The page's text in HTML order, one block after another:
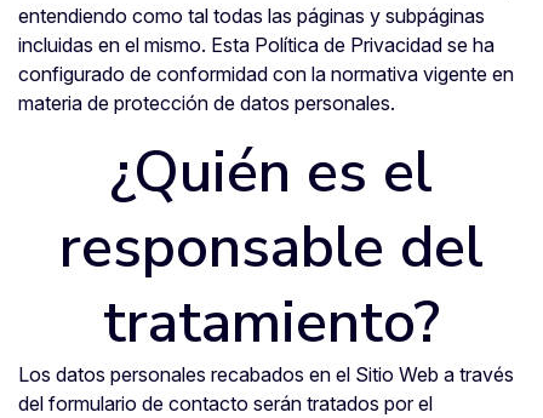
entendiendo como tal todas las páginas y subpáginas
incluidas en el mismo. Esta Política de Privacidad se ha
configurado de conformidad con la normativa vigente en
materia de protección de datos personales.
¿Quién es el
responsable del
tratamiento?
Los datos personales recabados en el Sitio Web a través
del formulario de contacto serán tratados por el